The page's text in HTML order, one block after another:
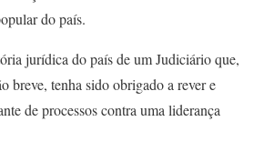
do país.
jurídica do país de um Judiciário que,
breve, tenha sido obrigado a rever e
de processos contra uma liderança